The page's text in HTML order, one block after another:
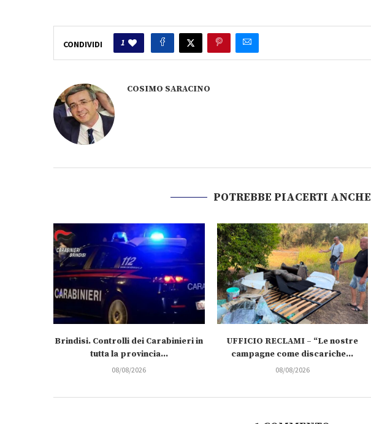
CONDIVIDI 1
COSIMO SARACINO
POTREBBE PIACERTI ANCHE
Brindisi. Controlli dei Carabinieri in
tutta la provincia...
08/08/2026
UFFICIO RECLAMI – “Le nostre
campagne come discariche...
08/08/2026